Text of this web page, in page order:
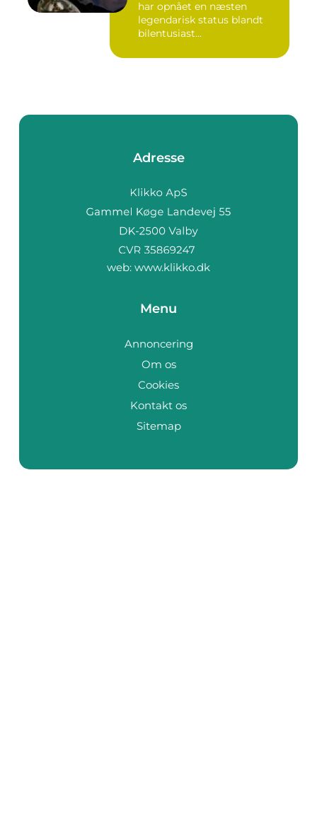
har opnået en næsten
legendarisk status blandt
bilentusiast...
Adresse
web: www.klikko.dk
Menu
Annoncering
Om os
Cookies
Kontakt os
Sitemap